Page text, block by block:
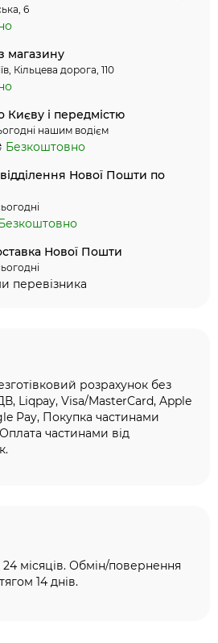
6
магазину
Кільцева дорога, 110
Києву і передмістю
нашим водієм
Безкоштовно
Нової Пошти по
Нової Пошти
перевізника
розрахунок без
Liqpay, Visa/MasterCard, Apple
Pay, Покупка частинами
частинами від
24 місяців. Обмін/повернення
14 днів.